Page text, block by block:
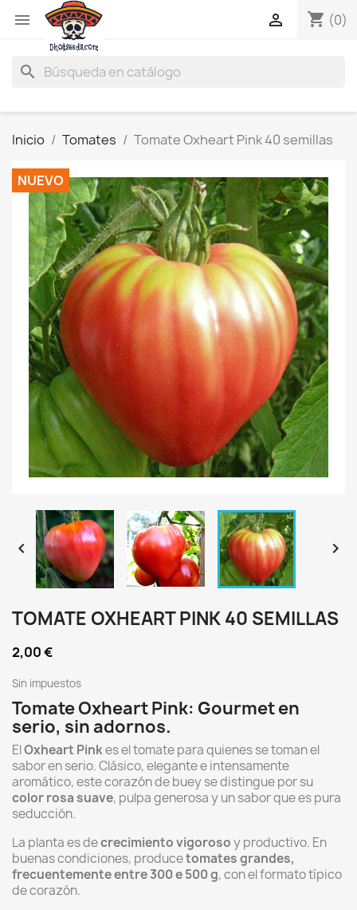
 shopping_cart (0)

search
Inicio Tomates Tomate Oxheart Pink 40 semillas
NUEVO
 
TOMATE OXHEART PINK 40 SEMILLAS
2,00 €
Sin impuestos
Tomate Oxheart Pink: Gourmet en
serio, sin adornos.
ElOxheart Pinkes el tomate para quienes se toman el
sabor en serio. Clásico, elegante e intensamente
aromático, este corazón de buey se distingue por su
color rosa suave, pulpa generosa y un sabor que es pura
seducción.
La planta es decrecimiento vigorosoy productivo. En
buenas condiciones, producetomates grandes,
frecuentemente entre 300 e 500 g, con el formato típico
de corazón.